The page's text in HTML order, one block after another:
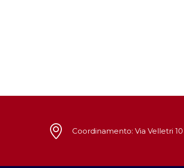
Coordinamento: Via Velletri